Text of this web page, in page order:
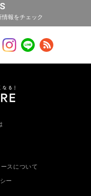
情報をチェック
スについて
ー